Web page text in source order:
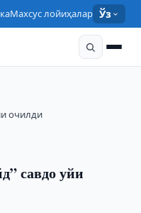
Махсус лойиҳалар Ўз
очилди
савдо уйи